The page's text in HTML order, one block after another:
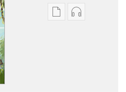
PostavkePostavke